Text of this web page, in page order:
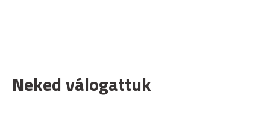
Neked válogattuk